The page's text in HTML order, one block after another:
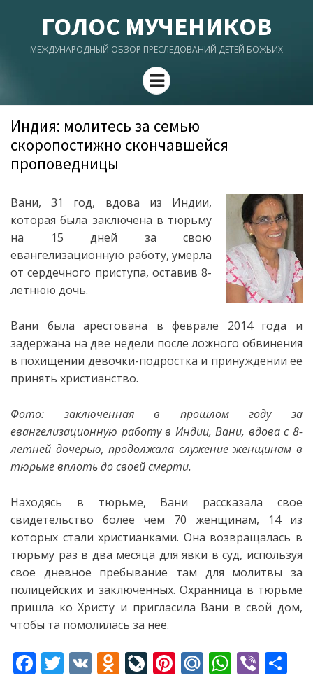
ГОЛОС МУЧЕНИКОВ
МЕЖДУНАРОДНЫЙ ОБЗОР ПРЕСЛЕДОВАНИЙ ДЕТЕЙ БОЖЬИХ
Menu
Индия: молитесь за семью
скоропостижно скончавшейся
проповедницы
Вани, 31 год, вдова из Индии,
которая была заключена в тюрьму
на 15 дней за свою
евангелизационную работу, умерла
от сердечного приступа, оставив 8-
летнюю дочь.
Вани была арестована в феврале 2014 года и
задержана на две недели после ложного обвинения
в похищении девочки-подростка и принуждении ее
принять христианство.
Фото: заключенная в прошлом году за
евангелизационную работу в Индии, Вани, вдова с 8-
летней дочерью, продолжала служение женщинам в
тюрьме вплоть до своей смерти.
Находясь в тюрьме, Вани рассказала свое
свидетельство более чем 70 женщинам, 14 из
которых стали христианками. Она возвращалась в
тюрьму раз в два месяца для явки в суд, используя
свое дневное пребывание там для молитвы за
полицейских и заключенных. Охранница в тюрьме
пришла ко Христу и пригласила Вани в свой дом,
чтобы та помолилась за нее.
F T V O Li Pi M W Vi